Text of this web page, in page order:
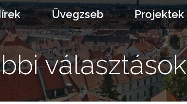
Üvegzseb Projektek
választások